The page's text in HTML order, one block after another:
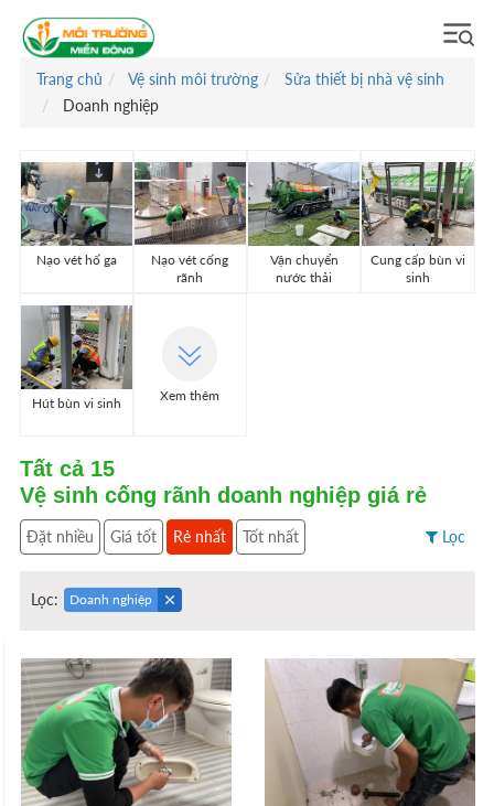
Trang chủ Vệ sinh môi trường
Sửa thiết bị nhà vệ sinh
Doanh nghiệp
Nạo vét hố ga
Nạo vét cống
rãnh
Vận chuyển
nước thải
Cung cấp bùn vi
sinh
Hút bùn vi sinh Xem thêm
Tất cả 15
Vệ sinh cống rãnh doanh nghiệp giá rẻ
Đặt nhiều Giá tốt Rẻ nhất Tốt nhất Lọc
Lọc: Doanh nghiệp